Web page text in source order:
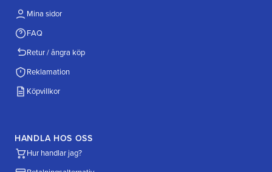
Mina sidor
FAQ
Retur / ångra köp
Reklamation
Köpvillkor
HANDLA HOS OSS
Hur handlar jag?